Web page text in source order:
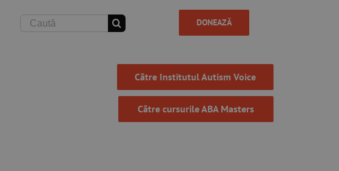
Cautare... DONEAZĂ
Către Institutul Autism Voice
Către cursurile ABA Masters